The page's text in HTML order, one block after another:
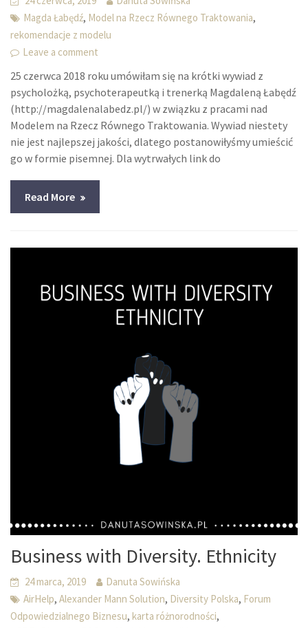
Magda Łabędź, Model na Rzecz Równego Traktowania,
rekomendacje z modelu
Leave a comment
25 czerwca 2018 roku umówiłam się na krótki wywiad z
psycholożką, psychoterapeutką i trenerką Magdaleną Łabędź
(http://magdalenalabedz.pl/) w związku z pracami nad
Modelem na Rzecz Równego Traktowania. Wywiad niestety
nie jest najlepszej jakości, dlatego postanowiłyśmy umieścić
go w formie pisemnej. Dla wytrwałych link do
Read More
Business with Diversity. Ethnicity
24 marca, 2019
Danuta Sowińska
AirHelp,Alexander Mann Solution, Diversity Polska, Forum
Odpowiedzialnego Biznesu,karta różnorodności,